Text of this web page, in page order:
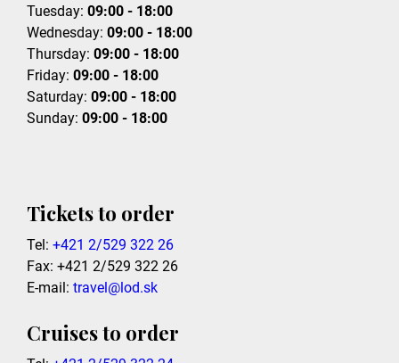
Tuesday: 09:00 - 18:00
Wednesday: 09:00 - 18:00
Thursday: 09:00 - 18:00
Friday: 09:00 - 18:00
Saturday: 09:00 - 18:00
Sunday: 09:00 - 18:00
Tickets to order
Tel: +421 2/529 322 26
Fax: +421 2/529 322 26
E-mail: travel@lod.sk
Cruises to order